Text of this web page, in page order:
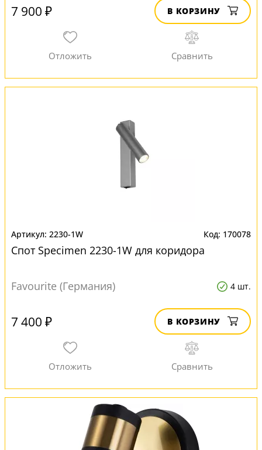
7 900 ₽ В КОРЗИНУ
2230-1W 170078
Спот Specimen 2230-1W для коридора
Favourite (Германия) 4 шт.
7 400 ₽ В КОРЗИНУ